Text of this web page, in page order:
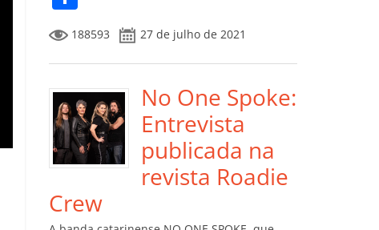
e
b
o
o
k
itt
er l s
A
p
p
e
dI
n
gl
e
Cl
a
ss
ro
Li
n
o
m
p
ar
til
h
ar
188593 27 de julho de 2021
No One Spoke:
Entrevista
publicada na
revista Roadie
Crew